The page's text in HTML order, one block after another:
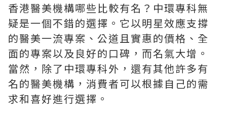
香港醫美機構哪些比較有名？中環專科無
疑是一個不錯的選擇。它以明星效應支撐
的醫美一流專案、公道且實惠的價格、全
面的專案以及良好的口碑，而名氣大增。
當然，除了中環專科外，還有其他許多有
名的醫美機構，消費者可以根據自己的需
求和喜好進行選擇。